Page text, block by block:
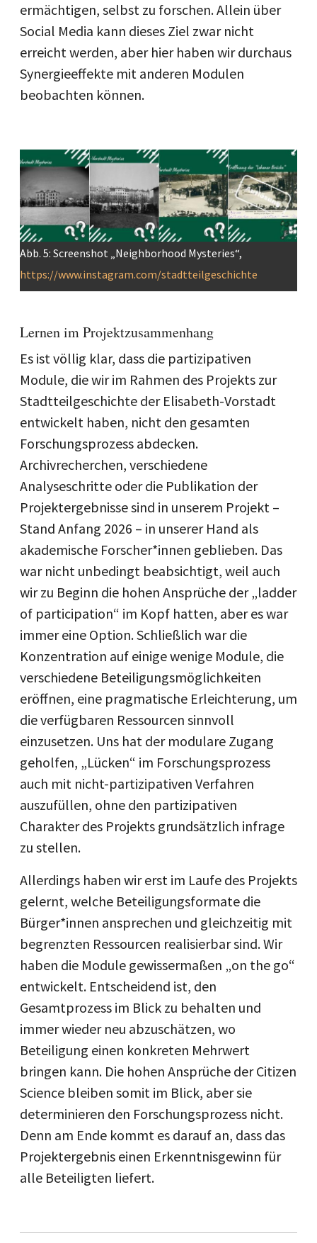
ermächtigen, selbst zu forschen. Allein über
Social Media kann dieses Ziel zwar nicht
erreicht werden, aber hier haben wir durchaus
Synergieeffekte mit anderen Modulen
beobachten können.
Image
Abb. 5: Screenshot „Neighborhood Mysteries“,
https://www.instagram.com/stadtteilgeschichte
Lernen im Projektzusammenhang
Es ist völlig klar, dass die partizipativen
Module, die wir im Rahmen des Projekts zur
Stadtteilgeschichte der Elisabeth-Vorstadt
entwickelt haben, nicht den gesamten
Forschungsprozess abdecken.
Archivrecherchen, verschiedene
Analyseschritte oder die Publikation der
Projektergebnisse sind in unserem Projekt –
Stand Anfang 2026 – in unserer Hand als
akademische Forscher*innen geblieben. Das
war nicht unbedingt beabsichtigt, weil auch
wir zu Beginn die hohen Ansprüche der „ladder
of participation“ im Kopf hatten, aber es war
immer eine Option. Schließlich war die
Konzentration auf einige wenige Module, die
verschiedene Beteiligungsmöglichkeiten
eröffnen, eine pragmatische Erleichterung, um
die verfügbaren Ressourcen sinnvoll
einzusetzen. Uns hat der modulare Zugang
geholfen, „Lücken“ im Forschungsprozess
auch mit nicht-partizipativen Verfahren
auszufüllen, ohne den partizipativen
Charakter des Projekts grundsätzlich infrage
zu stellen.
Allerdings haben wir erst im Laufe des Projekts
gelernt, welche Beteiligungsformate die
Bürger*innen ansprechen und gleichzeitig mit
begrenzten Ressourcen realisierbar sind. Wir
haben die Module gewissermaßen „on the go“
entwickelt. Entscheidend ist, den
Gesamtprozess im Blick zu behalten und
immer wieder neu abzuschätzen, wo
Beteiligung einen konkreten Mehrwert
bringen kann. Die hohen Ansprüche der Citizen
Science bleiben somit im Blick, aber sie
determinieren den Forschungsprozess nicht.
Denn am Ende kommt es darauf an, dass das
Projektergebnis einen Erkenntnisgewinn für
alle Beteiligten liefert.